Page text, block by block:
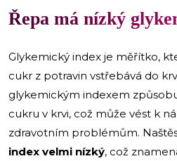
Řepa má nízký
Glykemický index je měřítko,
cukr z potravin vstřebává do
glykemickým indexem
cukru v krvi, což může vést k
zdravotním problémům.
index velmi nízký, což